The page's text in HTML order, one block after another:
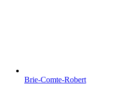
Brie-Comte-Robert